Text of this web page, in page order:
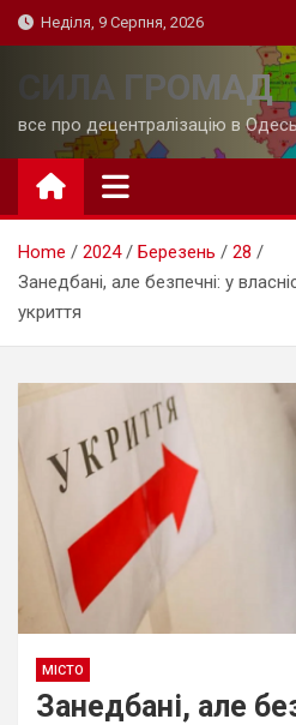
Skip
to
Неділя, 9 Серпня, 2026
СИЛА ГРОМАД
все про децентралізацію в
Home 2024 Березень
28
Занедбані, але безпечні: у
укриття
МІСТО
Занедбані, але